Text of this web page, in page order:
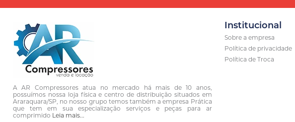
A AR Compressores atua no mercado há mais de 10 anos,
possuímos nossa loja física e centro de distribuição situados em
Araraquara/SP, no nosso grupo temos também a empresa Prática
que tem em sua especialização serviços e peças para ar
comprimido Leia mais...
Institucional
Sobre a empresa
Política de privacidade
Política de Troca